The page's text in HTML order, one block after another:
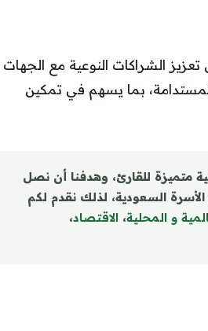
تعزيز الشراكات النوعية مع الجهات
بما يسهم في تمكين
متميزة للقارئ، وهدفنا أن نصل
الأسرة السعودية، لذلك نقدم لكم
و المحلية، الاقتصاد،